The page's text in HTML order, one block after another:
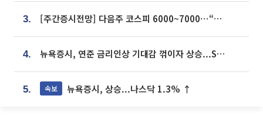
3. [주간증시전망] 다음주 코스피 6000~7000⋯“外人 수급은 정책이 변수”
4. 뉴욕증시, 연준 금리인상 기대감 꺾이자 상승...S&P500 사상 최고치 [종합]
5. 속보 뉴욕증시, 상승...나스닥 1.3% ↑